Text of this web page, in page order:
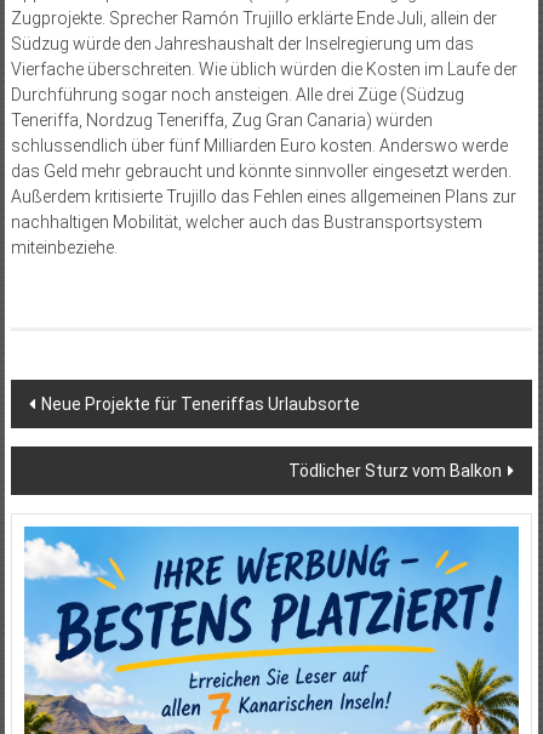
Zugprojekte. Sprecher Ramón Trujillo erklärte Ende Juli, allein der
Südzug würde den Jahreshaushalt der Inselregierung um das
Vierfache überschreiten. Wie üblich würden die Kosten im Laufe der
Durchführung sogar noch ansteigen. Alle drei Züge (Südzug
Teneriffa, Nordzug Teneriffa, Zug Gran Canaria) würden
schlussendlich über fünf Milliarden Euro kosten. Anderswo werde
das Geld mehr gebraucht und könnte sinnvoller eingesetzt werden.
Außerdem kritisierte Trujillo das Fehlen eines allgemeinen Plans zur
nachhaltigen Mobilität, welcher auch das Bustransportsystem
miteinbeziehe.
Beitragsnavigation
Neue Projekte für Teneriffas Urlaubsorte
Tödlicher Sturz vom Balkon